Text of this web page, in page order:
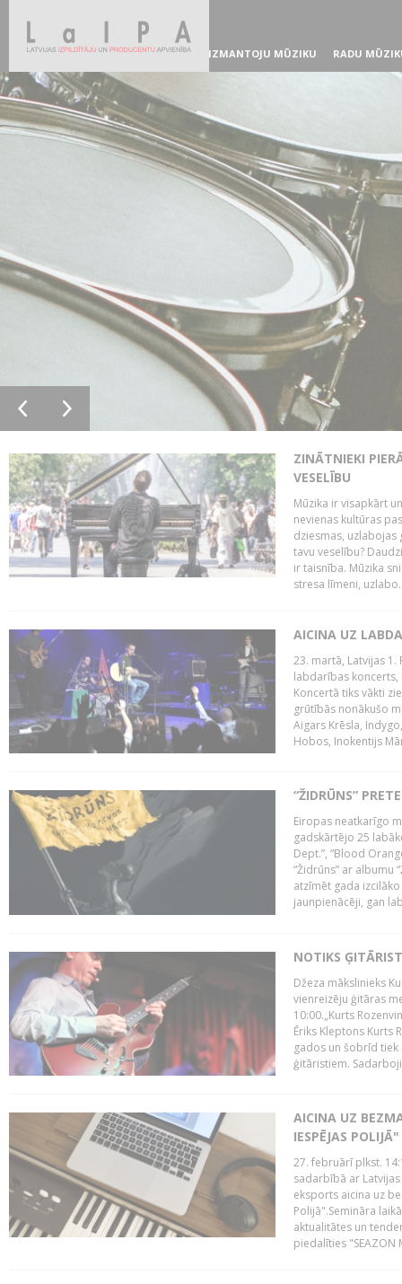
IZMANTOJU MŪZIKU RADU
ZINĀTNIEKI
VESELĪBU
Mūzika ir visapkārt
nevienas kultūras
dziesmas, uzlabojas
tavu veselību?
ir taisnība. Mūzika
stresa līmeni,
AICINA UZ
23. martā, Latvijas 1.
labdarības koncerts,
Koncertā tiks vākti
grūtībās nonākušo
Aigars Krēsla,
Hobos, Inokentijs
“ŽIDRŪNS”
Eiropas neatkarīgo
gadskārtējo 25
Dept.”, “Blood
“Židrūns” ar albumu
atzīmēt gada
jaunpienācēji, gan
NOTIKS
Džeza mākslinieks
vienreizēju ģitāras
10:00.„Kurts
Ēriks Kleptons Kurts
gados un šobrīd
ģitāristiem.
AICINA UZ
IESPĒJAS POLIJĀ"
27. februārī plkst.
sadarbībā ar
eksports aicina uz
Polijā".Semināra
aktualitātes un
piedalīties "SEAZON